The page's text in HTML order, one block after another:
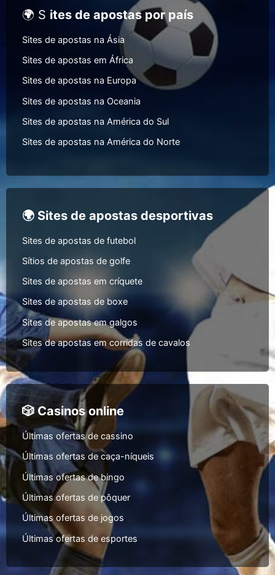
🌍 S ites de apostas por país
Sites de apostas na Ásia
Sites de apostas em África
Sites de apostas na Europa
Sites de apostas na Oceania
Sites de apostas na América do Sul
Sites de apostas na América do Norte
🌍 Sites de apostas desportivas
Sites de apostas de futebol
Sítios de apostas de golfe
Sites de apostas em críquete
Sites de apostas de boxe
Sites de apostas em galgos
Sites de apostas em corridas de cavalos
🎲 Casinos online
Últimas ofertas de cassino
Últimas ofertas de caça-níqueis
Últimas ofertas de bingo
Últimas ofertas de pôquer
Últimas ofertas de jogos
Últimas ofertas de esportes